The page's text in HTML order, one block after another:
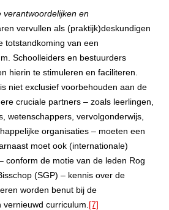
verantwoordelijken en
vervullen als (praktijk)deskundigen
totstandkoming van een
Schoolleiders en bestuurders
hierin te stimuleren en faciliteren.
niet exclusief voorbehouden aan de
cruciale partners – zoals leerlingen,
wetenschappers, vervolgonderwijs,
organisaties – moeten een
moet ook (internationale)
conform de motie van de leden Rog
(SGP) – kennis over de
worden benut bij de
curriculum. [7]